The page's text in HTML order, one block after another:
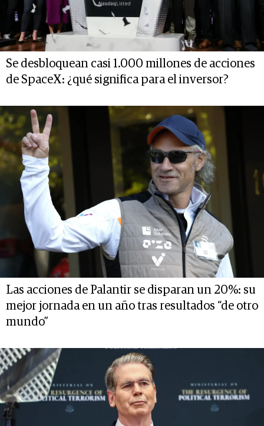
Se desbloquean casi 1.000 millones de acciones
de SpaceX: ¿qué significa para el inversor?
Las acciones de Palantir se disparan un 20%: su
mejor jornada en un año tras resultados “de otro
mundo”